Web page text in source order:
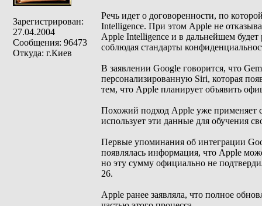
Зарегистрирован:
27.04.2004
Сообщения: 96473
Откуда: г.Киев
Речь идет о договоренности, по
Intelligence. При этом Apple не
Apple Intelligence и в дальнейшем
соблюдая стандарты
В заявлении Google говорится, что
персонализированную Siri, которая
тем, что Apple планирует объявить
Похожий подход Apple уже применяет
использует эти данные для обучения
Первые упоминания об интеграции
появлялась информация, что Apple
но эту сумму официально не
26.
Apple ранее заявляла, что полное